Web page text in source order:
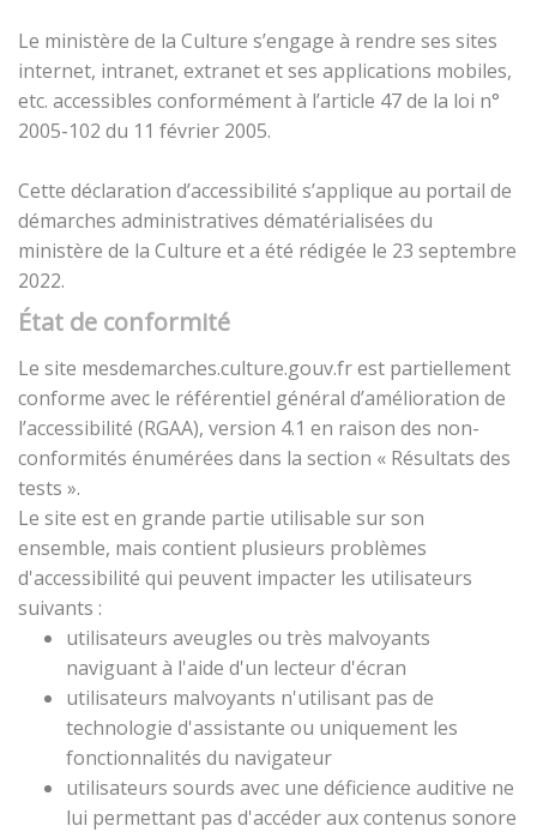
Le ministère de la Culture s’engage à rendre ses sites
internet, intranet, extranet et ses applications mobiles,
etc. accessibles conformément à l’article 47 de la loi n°
2005-102 du 11 février 2005.
Cette déclaration d’accessibilité s’applique au portail de
démarches administratives dématérialisées du
ministère de la Culture et a été rédigée le 23 septembre
2022.
État de conformité
Le site mesdemarches.culture.gouv.fr est partiellement
conforme avec le référentiel général d’amélioration de
l’accessibilité (RGAA), version 4.1 en raison des non-
conformités énumérées dans la section « Résultats des
tests ».
Le site est en grande partie utilisable sur son
ensemble, mais contient plusieurs problèmes
d'accessibilité qui peuvent impacter les utilisateurs
suivants :
utilisateurs aveugles ou très malvoyants
naviguant à l'aide d'un lecteur d'écran
utilisateurs malvoyants n'utilisant pas de
technologie d'assistante ou uniquement les
fonctionnalités du navigateur
utilisateurs sourds avec une déficience auditive ne
lui permettant pas d'accéder aux contenus sonore